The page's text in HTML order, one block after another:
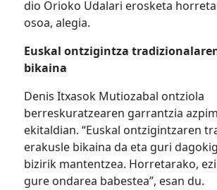
dio Orioko Udalari erosketa
osoa, alegia.
Euskal ontzigintza
bikaina
Denis Itxasok Mutiozabal ontziola
berreskuratzearen garrantzia
ekitaldian. “Euskal ontzigintzaren
erakusle bikaina da eta guri
bizirik mantentzea. Horretarako,
gure ondarea babestea”, esan du.